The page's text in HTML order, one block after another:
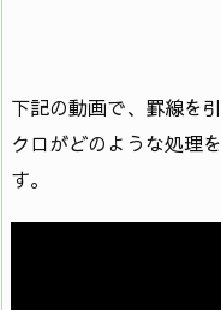
下記の動画で、罫線を
クロがどのような処理
す。